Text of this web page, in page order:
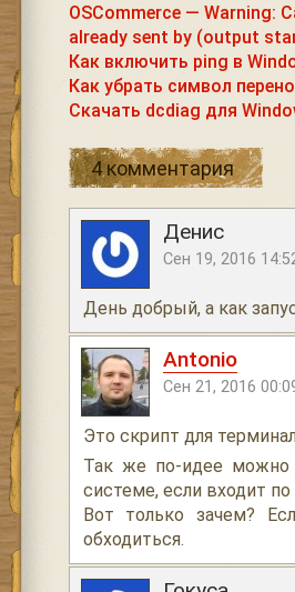
OSCommerce — Warning:
already sent by (output
Как включить ping в
Как убрать символ
Скачать dcdiag для
4 комментария
Денис
Сен 19, 2016
День добрый, а как
Antonio
Сен 21, 2016
Это скрипт для
Так же по-идее можно
системе, если входит
Вот только зачем?
обходиться.